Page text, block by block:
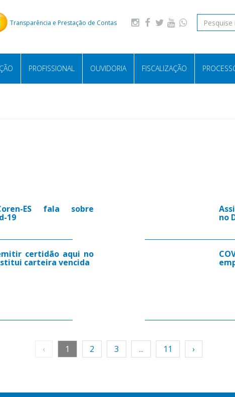
Transparência e Prestação de Contas
PROFISSIONAL OUVIDORIA FISCALIZAÇÃO
ES fala sobre
19 no
certidão aqui no
carteira vencida
‹ 1 2 3 ... 11 ›